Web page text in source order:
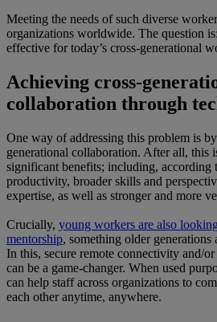
Meeting the needs of such diverse
organizations worldwide. The question
effective for today’s cross-generational
Achieving cross-
collaboration through
One way of addressing this problem is
generational collaboration. After all, this
significant benefits; including, according
productivity, broader skills and
expertise, as well as stronger and more
Crucially, young workers are also
mentorship, something older
In this, secure remote connectivity and/
can be a game-changer. When used
can help staff across organizations to
each other anytime, anywhere.